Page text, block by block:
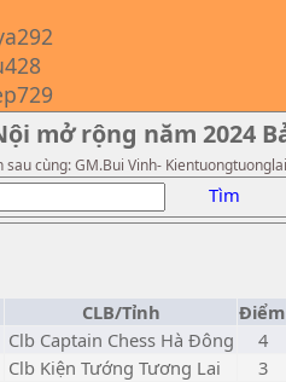
mở rộng năm 2024
cùng: GM.Bui Vinh- Kientuongtuonglai
Tìm
CLB/Tỉnh Điểm
Clb Captain Chess Hà Đông 4
Clb Kiện Tướng Tương Lai 3